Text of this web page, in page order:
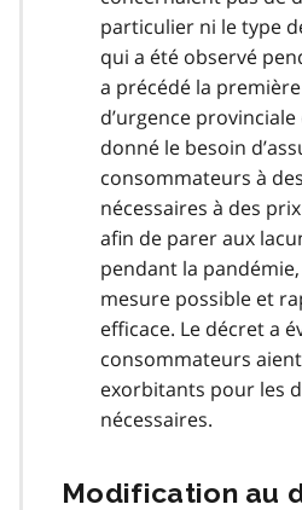
particulier ni le type
qui a été observé
a précédé la
d’urgence
donné le besoin
consommateurs à
nécessaires à des
afin de parer aux
pendant la
mesure possible et
efficace. Le décret a
consommateurs
exorbitants pour les
nécessaires.
Modification au